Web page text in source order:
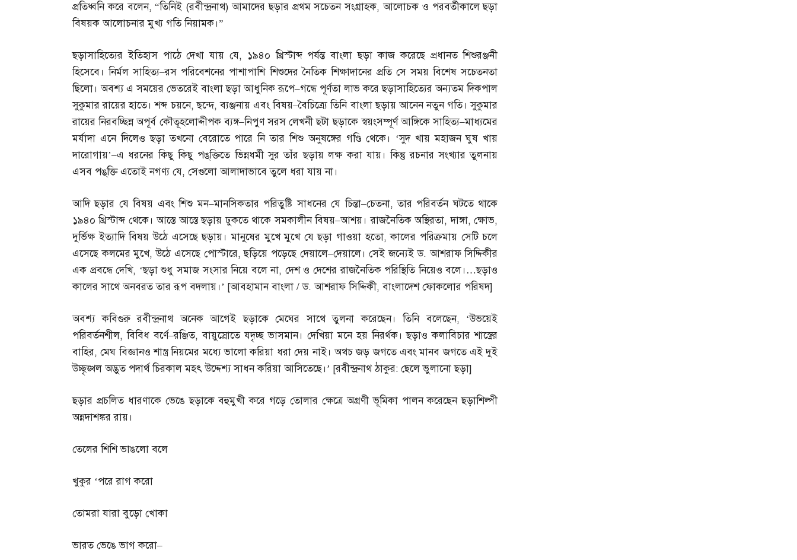
প্রতিধ্বনি করে বলেন, “তিনিই (রবীন্দ্রনাথ)আমাদের ছড়ার প্রথম সচেতন সংগ্রাহক,আলোচক ও পরবর্তীকালে ছড়া
বিষয়ক আলোচনার মুখ্য গতি নিয়ামক।”
ছড়াসাহিত্যের ইতিহাস পাঠে দেখা যায় যে, ১৯৪০ খ্রিস্টাব্দ পর্যন্ত বাংলা ছড়া কাজ করেছে প্রধানত শিশুরঞ্জনী
হিসেবে। নির্মল সাহিত্য–রস পরিবেশনের পাশাপাশি শিশুদের নৈতিক শিক্ষাদানের প্রতি সে সময় বিশেষ সচেতনতা
ছিলো। অবশ্য এ সময়ের ভেতরেই বাংলা ছড়া আধুনিক রূপে–গন্ধে পূর্ণতা লাভ করে ছড়াসাহিত্যের অন্যতম দিকপাল
সুকুমার রায়ের হাতে। শব্দ চয়নে,ছন্দে,ব্যঞ্জনায় এবং বিষয়–বৈচিত্র্যে তিনি বাংলা ছড়ায় আনেন নতুন গতি। সুকুমার
রায়ের নিরবচ্ছিন্ন অপূর্ব কৌতূহলোদ্দীপক ব্যঙ্গ–নিপুণ সরস লেখনী ছটা ছড়াকে স্বয়ংসম্পূর্ণ আঙ্গিকে সাহিত্য–মাধ্যমের
মর্যাদা এনে দিলেও ছড়া তখনো বেরোতে পারে নি তার শিশু অনুষঙ্গের গণ্ডি থেকে। ‘সুদ খায় মহাজন ঘুষ খায়
দারোগায়’–এ ধরনের কিছু কিছু পঙ্‌ক্তিতে ভিন্নধর্মী সুর তাঁর ছড়ায় লক্ষ করা যায়। কিন্তু রচনার সংখ্যার তুলনায়
এসব পঙ্‌ক্তি এতোই নগণ্য যে, সেগুলো আলাদাভাবে তুলে ধরা যায় না।
আদি ছড়ার যে বিষয় এবং শিশু মন–মানসিকতার পরিতুষ্টি সাধনের যে চিন্তা–চেতনা,তার পরিবর্তন ঘটতে থাকে
১৯৪০ খ্রিস্টাব্দ থেকে। আস্তে আস্তে ছড়ায় ঢুকতে থাকে সমকালীন বিষয়–আশয়। রাজনৈতিক অস্থিরতা,দাঙ্গা,ক্ষোভ,
দুর্ভিক্ষ ইত্যাদি বিষয় উঠে এসেছে ছড়ায়। মানুষের মুখে মুখে যে ছড়া গাওয়া হতো,কালের পরিক্রমায় সেটি চলে
এসেছে কলমের মুখে,উঠে এসেছে পোস্টারে,ছড়িয়ে পড়েছে দেয়ালে–দেয়ালে। সেই জন্যেই ড.আশরাফ সিদ্দিকীর
এক প্রবন্ধে দেখি, ‘ছড়া শুধু সমাজ সংসার নিয়ে বলে না, দেশ ও দেশের রাজনৈতিক পরিস্থিতি নিয়েও বলে। …ছড়াও
কালের সাথে অনবরত তার রূপ বদলায়।’ [আবহামান বাংলা /ড.আশরাফ সিদ্দিকী,বাংলাদেশ ফোকলোর পরিষদ]
অবশ্য কবিগুরু রবীন্দ্রনাথ অনেক আগেই ছড়াকে মেঘের সাথে তুলনা করেছেন। তিনি বলেছেন, ‘উভয়েই
পরিবর্তনশীল,বিবিধ বর্ণে–রঞ্জিত,বায়ুস্রোতে যদৃচ্ছ ভাসমান। দেখিয়া মনে হয় নিরর্থক। ছড়াও কলাবিচার শাস্ত্রের
বাহির,মেঘ বিজ্ঞানও শাস্ত্র নিয়মের মধ্যে ভালো করিয়া ধরা দেয় নাই। অথচ জড় জগতে এবং মানব জগতে এই দুই
উচ্ছৃঙ্খল অদ্ভুত পদার্থ চিরকাল মহৎ উদ্দেশ্য সাধন করিয়া আসিতেছে।’ [রবীন্দ্রনাথ ঠাকুর: ছেলে ভুলানো ছড়া]
ছড়ার প্রচলিত ধারণাকে ভেঙে ছড়াকে বহুমুখী করে গড়ে তোলার ক্ষেত্রে অগ্রণী ভূমিকা পালন করেছেন ছড়াশিল্পী
অন্নদাশঙ্কর রায়।
তেলের শিশি ভাঙলো বলে
খুকুর ‘পরে রাগ করো
তোমরা যারা বুড়ো খোকা
ভারত ভেঙে ভাগ করো–